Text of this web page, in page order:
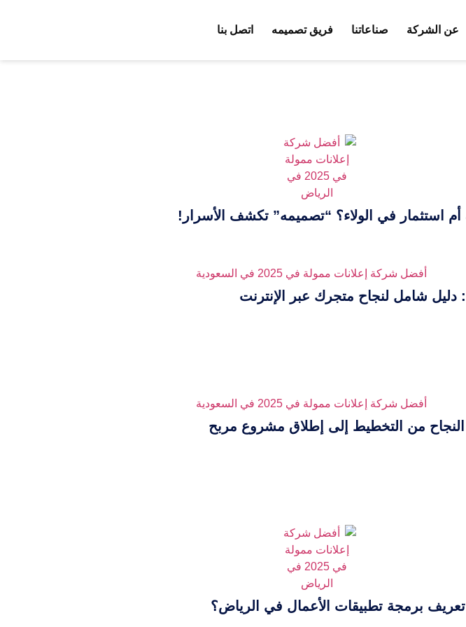
عن الشركة صناعاتنا فريق تصميمه اتصل بنا
شامل لنجاح متجرك عبر الإنترنت
من التخطيط إلى إطلاق مشروع مربح
تعريف برمجة تطبيقات الأعمال في الرياض؟